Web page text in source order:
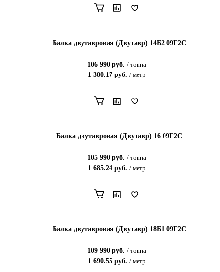
Балка двутавровая (Двутавр) 14Б2 09Г2С
106 990 руб. / тонна
1 380.17 руб. / метр
Балка двутавровая (Двутавр) 16 09Г2С
105 990 руб. / тонна
1 685.24 руб. / метр
Балка двутавровая (Двутавр) 18Б1 09Г2С
109 990 руб. / тонна
1 690.55 руб. / метр